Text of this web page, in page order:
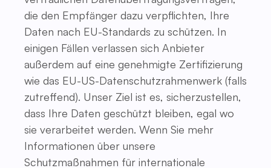
die den Empfänger dazu verpflichten, Ihre
Daten nach EU-Standards zu schützen. In
einigen Fällen verlassen sich Anbieter
außerdem auf eine genehmigte Zertifizierung
wie das EU-US-Datenschutzrahmenwerk (falls
zutreffend). Unser Ziel ist es, sicherzustellen,
dass Ihre Daten geschützt bleiben, egal wo
sie verarbeitet werden. Wenn Sie mehr
Informationen über unsere
Schutzmaßnahmen für internationale